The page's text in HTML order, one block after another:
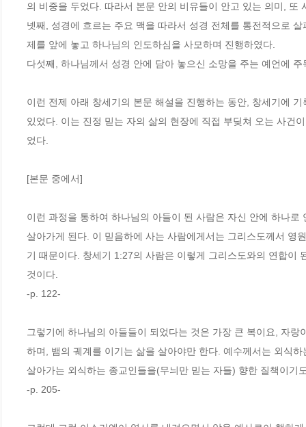
의 비중을 두었다. 따라서 본문 안의 비유들이 안고 있는 의미,
넷째, 성경에 흐르는 주요 맥을 따라서 성경 전체를 통전적으로
제를 앞에 놓고 하나님의 인도하심을 사모하며 진행하였다.
다섯째, 하나님께서 성경 안에 담아 놓으신 소망을 주는 예언에
이런 전제 아래 창세기의 본문 해설을 진행하는 동안, 창세기에
있었다. 이는 진정 믿는 자의 삶의 현장에 직접 부딪쳐 오는 사건
었다.
[본문 중에서]
이런 과정을 통하여 하나님의 아들이 된 사람은 자신 안에 하나
살아가게 된다. 이 믿음하에 사는 사람에게서는 그리스도께서 영
기 때문이다. 창세기 1:27의 사람은 이렇게 그리스도와의 연합이
것이다.
-p. 122-
그렇기에 하나님의 아들들이 되었다는 것은 가장 큰 복이요, 자
하며, 뱀의 궤계를 이기는 삶을 살아야만 한다. 예수께서는 외식
살아가는 외식하는 종교인들을(무늬만 믿는 자들) 향한 질책이기
-p. 205-